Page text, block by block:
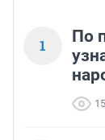
1
По